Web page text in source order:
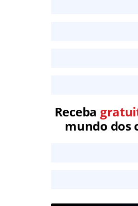
Receba
mundo dos